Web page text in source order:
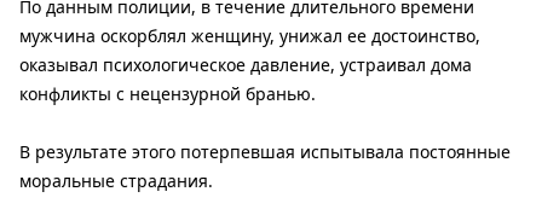
По данным полиции, в течение длительного времени
мужчина оскорблял женщину, унижал ее достоинство,
оказывал психологическое давление, устраивал дома
конфликты с нецензурной бранью.
В результате этого потерпевшая испытывала постоянные
моральные страдания.